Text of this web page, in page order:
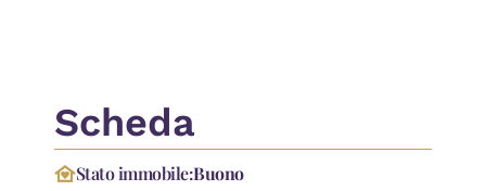
Scheda
family_homeStato immobile:Buono